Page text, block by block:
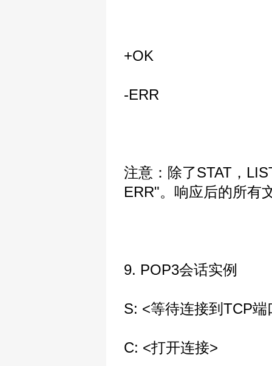
+OK
-ERR
注意：除了STAT，
ERR"。响应后的所有
9. POP3会话实例
S: <等待连接到TCP端
C: <打开连接>